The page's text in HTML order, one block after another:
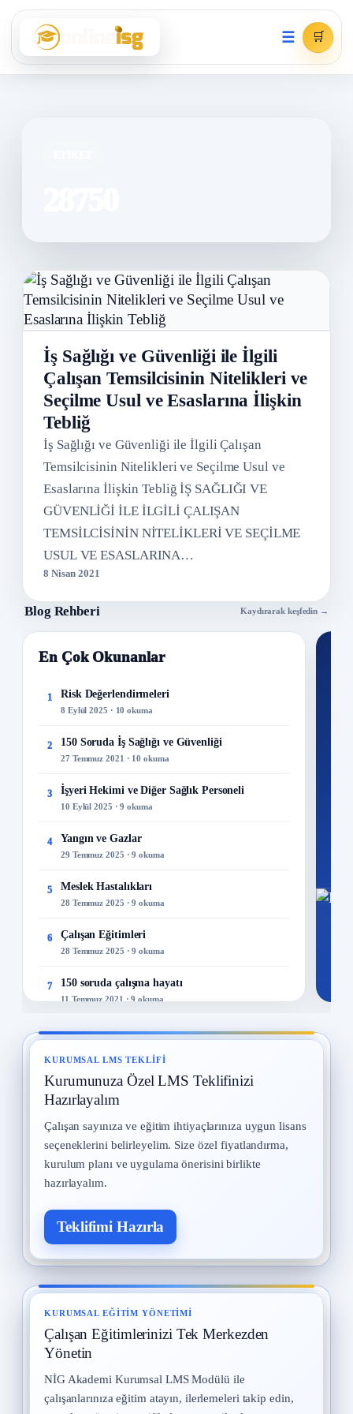
☰ 🛒
İş Sağlığı ve Güvenliği ile İlgili
Çalışan Temsilcisinin Nitelikleri ve
Seçilme Usul ve Esaslarına İlişkin
Tebliğ
İş Sağlığı ve Güvenliği ile İlgili Çalışan
Temsilcisinin Nitelikleri ve Seçilme Usul ve
Esaslarına İlişkin Tebliğ İŞ SAĞLIĞI VE
GÜVENLİĞİ İLE İLGİLİ ÇALIŞAN
TEMSİLCİSİNİN NİTELİKLERİ VE SEÇİLME
USUL VE ESASLARINA…
8 Nisan 2021
Blog Rehberi Kaydırarak keşfedin →
En Çok Okunanlar
1 Risk Değerlendirmeleri
8 Eylül 2025 · 10 okuma
2 150 Soruda İş Sağlığı ve Güvenliği
27 Temmuz 2021 · 10 okuma
3 İşyeri Hekimi ve Diğer Sağlık Personeli
10 Eylül 2025 · 9 okuma
4 Yangın ve Gazlar
29 Temmuz 2025 · 9 okuma
5 Meslek Hastalıkları
28 Temmuz 2025 · 9 okuma
6 Çalışan Eğitimleri
28 Temmuz 2025 · 9 okuma
7 150 soruda çalışma hayatı
11 Temmuz 2021 · 9 okuma
8 İş Güvenliği Tarihi
9 İş Güvenliği Uzmanları
12 Eylül 2025 · 8 okuma
10 Kadın Çalışanların Çalıştırılması
2 Eylül 2025 · 8 okuma
KURUMSAL LMS TEKLIFI
Kurumunuza Özel LMS Teklifinizi
Hazırlayalım
Çalışan sayınıza ve eğitim ihtiyaçlarınıza uygun lisans
seçeneklerini belirleyelim. Size özel fiyatlandırma,
kurulum planı ve uygulama önerisini birlikte
hazırlayalım.
Teklifimi Hazırla
KURUMSAL EĞITIM YÖNETIMI
Çalışan Eğitimlerinizi Tek Merkezden
Yönetin
NİG Akademi Kurumsal LMS Modülü ile
çalışanlarınıza eğitim atayın, ilerlemeleri takip edin,